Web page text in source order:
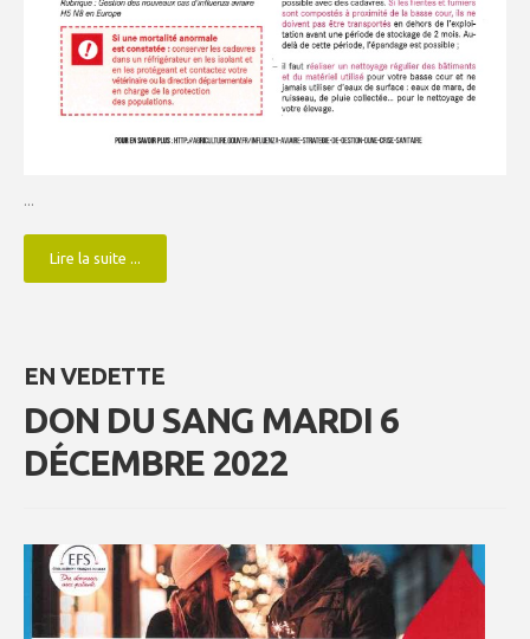
...
Lire la suite ...
EN VEDETTE
DON DU SANG MARDI 6
DÉCEMBRE 2022